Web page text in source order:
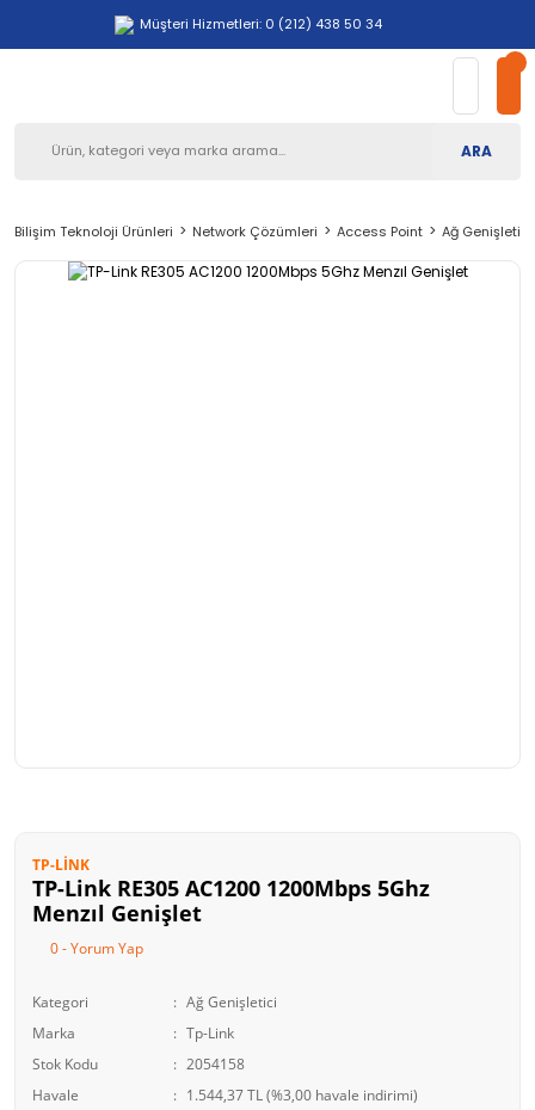
Müşteri Hizmetleri: 0 (212) 438 50 34
ARA
Bilişim Teknoloji Ürünleri Network Çözümleri Access Point Ağ Genişletici
TP-LINK
TP-Link RE305 AC1200 1200Mbps 5Ghz
Menzıl Genişlet
0 - Yorum Yap
Kategori
Ağ Genişletici
Marka
Tp-Link
Stok Kodu
2054158
Havale
1.544,37 TL (%3,00 havale indirimi)